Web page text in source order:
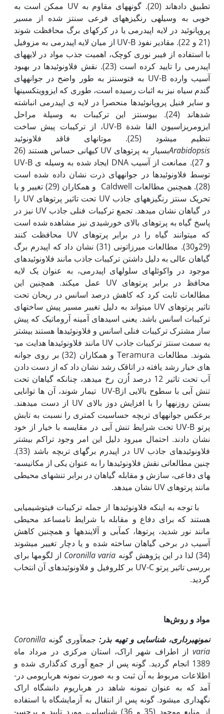
تطبیق داده­اند (20). گونه­های مقاوم به UV ممکن است به
خوبی به وسیله‏ی رنگیزه­های فرعی سنتز شده از مسیر
پروپانوئید در لایه اپیدرمی یا در کرک­های برگ محافظت شوند
(21 و 22). مقادیر نفوذ UV-B از میان لایه اپیدرمی به مزوفیل
با استفاده از فیبر نوری کوچک، اهمیت جذب مواد در لایه­های
اپیدرمی را تایید کرده است (23). نقش فلاونوئیدها در بهبود
آسیب وارده UV-B به فتوسنتز به طور واضح در جوانه­های
گندم سیاه نیز به اثبات رسیده است، طوری که ایزوویتکسین­ها
و سایر فنیل پروپانوئیدها منحصرا در لایه ی اپیدرمی انباشته
شده­اند (24). بیوسنتز این ترکیبات به وسیلة مراحل
ایزومریزاسیون القا شدة UV-B، از ترکیبات پیش ساخت
تنظیم می­شود (25). موتان­های فاقد فلاونوئید
Arabidopsis
بسیار به پرتوهای UV کیهانی حساس هستند (26
و 27). ممانعت از آسیب DNA ایجاد شده به وسیله ی UV-B
توسط فلاونوئیدها در جوانه­های ذرت نشان داده شده است
(28). همچنین مطالعات Caldwell و همکاران (29) تغییر و یا
تحریک سنتز رنگیزه­های جاذب UV تحت تاثیر پرتوهای UV را
در گیاهان نشان می­دهد. تجمع ترکیبات فنلی جاذب UV نیز در
پاسخ گیاه به پرتوهای بالای خورشیدی نیز مشاهده شده است
که می­توانند گیاه را در برابر پرتوهای UV محافظت کنند
(29و30). مطالعات میرزاتونی (31) نشان داد که اپیدرم برگ
گیاهان عالی به دلیل داشتن ترکیبات جاذب مانند فلاونوئیدهای
موجود در واکوئل­های سلول­های اپیدرمی، به عنوان یک لایه
محافظ در برابر پرتوهای UV عمل می­کند. همچنین این
مطالعات ثابت کرد که کاهش درصد اسانس در ریحان تحت
تاثیر پرتوهای UV می­تواند به دلیل تغییر مسیر پیش ساخت­های
ترکیبات اسانس باشد. یعنی اسیدهای آمینه آروماتیک که پیش
ساز مشترک ترکیبات فنلی اسانس و فلاونوئیدها هستند بیشتر
به سمت سنتز ترکیبات جاذب UV مانند فلاونوئیدها هدایت می­
شوند. مطالعات Teramura و همکاران (32) بر روی جوانه
های خیار رشد یافته در اتاقک رشد نشان داد که از دست دادن
آب تحت تاثیر 12 درصد اُزن رخ می­دهد، چنانکه گیاهان تحت
تنش آبی با سطوح بالایی ازUV-B تیمار شوند، آن ها توانایی
بستن روزنه­ها را با افزایش دوز بالای UV از دست می­دهند.
برعکس جوانه­های تربچه حساسیت کمتری را نسبت به تابش
پرتو UV-B تحت شرایط تنش آبی در مقایسه با خیار از خود
نشان دادند. احتمال می­رود دلیل این امر وجود تراکم بیشتر
فلاونوئیدهای جاذب UV در اپیدرم برگ­های تربچه باشد (33).
چنین مطالعاتی نقش فلاونوئیدها را به عنوان یکی از مکانیسم­
های دفاعی، سازش و مقابله گیاهان در برابر تنش­های محیطی
مانند پرتوهای UV نشان می­دهد.
با توجه به اینکه فلاونوئیدها از جمله ترکیبات فیتوشیمیایی
هستند که برای دفاع و مقابله با شرایط نامساعد محیطی
مانند نور شدید، پرتوها، کم­آبی و آلاینده­ها و همچنین کاهش
آسیب در برخی گیاهان ساخته شده و یا دچار تغییر می­شوند
(34) لذا در این پژوهش گونه
Coronilla varia از لگوم­ها برای
بررسی تاثیر پرتو UV-C بر کلروفیل و فلاونوئیدهای آن انتخاب
گردید.
مواد و روش‌ها
نمونه­برداری، شناسایی و تهیه بذر:جمع­آوری گونه Coronilla
varia از اطراف شهر اراک، استان مرکزی در مرداد ماه
1389 انجام گردید. گونه پس از جمع آوری کدگذاری شده و
اطلاعات مربوط به آن ثبت و به صورت نمونه هرباریومی در­
آمد که به عنوان نمونه شاهد در هرباریوم دانشگاه اراک
نگهداری می­شود. گونه پس از انتقال به آزمایشگاه با استفاده
از منابع موجود (35 و 36) شناسایی، مورد تایید و برچسب­